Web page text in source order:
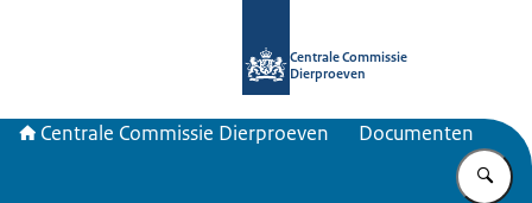
Centrale Commissie
Dierproeven
Centrale Commissie Dierproeven Documenten